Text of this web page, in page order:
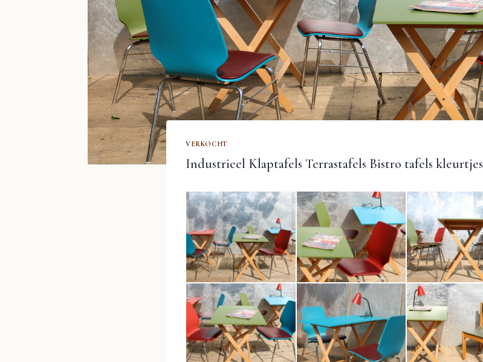
VERKOCHT
Industrieel Klaptafels Terrastafels Bistro tafels kleurtjes